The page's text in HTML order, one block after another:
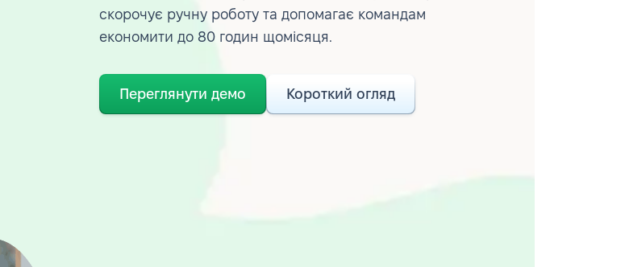
скорочує ручну роботу та допомагає командам
економити до 80 годин щомісяця.
Переглянути демо Короткий огляд